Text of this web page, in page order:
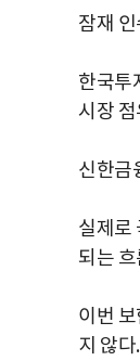
잠재
한국투
시장
신한금
실제로
되는
이번
지 않다.